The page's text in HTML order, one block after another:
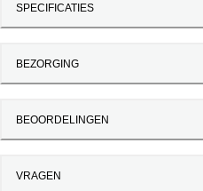
SPECIFICATIES
BEZORGING
BEOORDELINGEN
VRAGEN